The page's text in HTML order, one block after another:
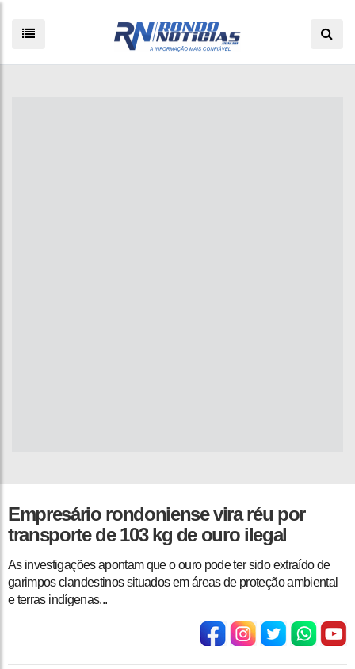
Empresário rondoniense vira réu por
transporte de 103 kg de ouro ilegal
As investigações apontam que o ouro pode ter sido extraído de
garimpos clandestinos situados em áreas de proteção ambiental
e terras indígenas...